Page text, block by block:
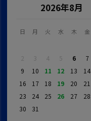
2026年8月
日 月 火 水 木 金
2
3 4 5 6 7
9
10 11 12 13 14
16
17 18 19 20 21
23
24 25 26 27 28
30
31